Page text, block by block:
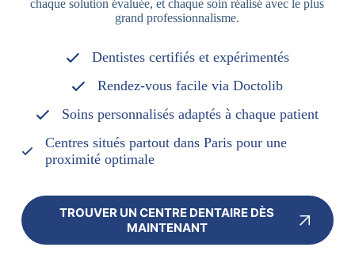
chaque solution évaluée, et chaque soin réalisé avec le plus
grand professionnalisme.
Dentistes certifiés et expérimentés
Rendez-vous facile via Doctolib
Soins personnalisés adaptés à chaque patient
Centres situés partout dans Paris pour une
proximité optimale
TROUVER UN CENTRE DENTAIRE DÈS
MAINTENANT